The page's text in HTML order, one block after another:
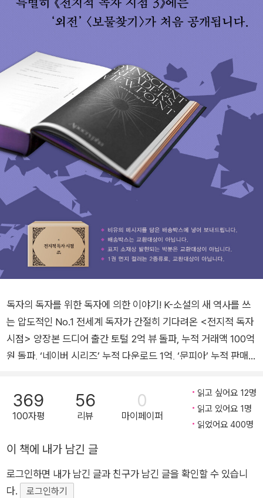
독자의 독자를 위한 독자에 의한 이야기! K-소설의 새 역사를 쓰
는 압도적인 No.1 전세계 독자가 간절히 기다려온 <전지적 독자
시점> 양장본 드디어 출간 토털 2억 뷰 돌파, 누적 거래액 100억
원 돌파, ‘네이버 시리즈’ 누적 다운로드 1억, ‘문피아’ 누적 판매 1
계 9개 언어 번역 및 수출… 2018년 1월 연재를 시작한 이래 각종
플랫폼에서 역대 최고 기록을 경신하고, 한국을 넘어 미국, 프랑
스, 태국, 중국 등 세계 각지에서 전무후무한 새 역사를 쓰고 있는
메가히트 웹소설 <전지적 독자 시점>. 김영사의 문학 브랜드 비
채는 페이퍼백 에디션(Part1 1-8)에 이어 《전지적 독자 시점》을
양장본(1-3)으로 선보인다. 페이퍼백 에디션이 기존 전자책과의
연계성, 독서의 편의성 등을 우선시한 만듦새였다면 양장본은 고
369
100자평
56
리뷰
0
마이페이퍼
읽고 싶어요 12명
읽고 있어요 1명
읽었어요 400명
이 책에 내가 남긴 글
로그인하면 내가 남긴 글과 친구가 남긴 글을 확인할 수 있습니
다.
로그인하기